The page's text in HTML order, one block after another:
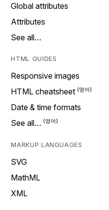
Global attributes
Attributes
See all…
HTML GUIDES
Responsive images
HTML cheatsheet
Date & time formats
See all…
MARKUP LANGUAGES
SVG
MathML
XML